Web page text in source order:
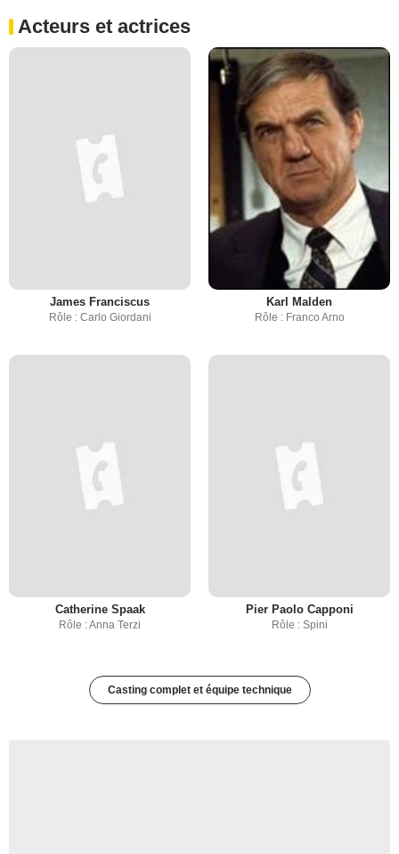
Acteurs et actrices
James Franciscus
Rôle : Carlo Giordani
Karl Malden
Rôle : Franco Arno
Catherine Spaak
Rôle : Anna Terzi
Pier Paolo Capponi
Rôle : Spini
Casting complet et équipe technique